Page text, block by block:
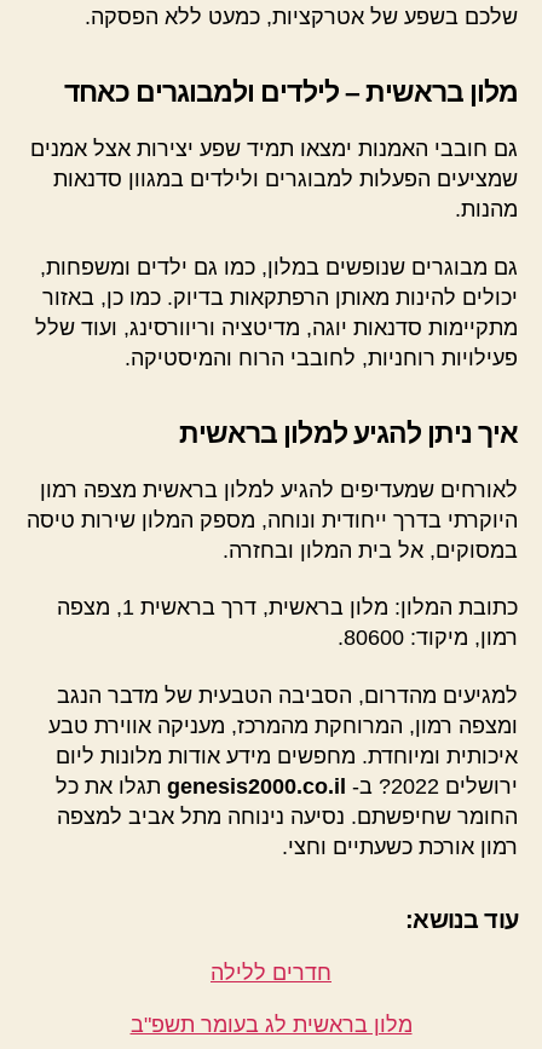
שלכם בשפע של אטרקציות, כמעט ללא הפסקה.
מלון בראשית – לילדים ולמבוגרים כאחד
גם חובבי האמנות ימצאו תמיד שפע יצירות אצל אמנים
שמציעים הפעלות למבוגרים ולילדים במגוון סדנאות
מהנות.
גם מבוגרים שנופשים במלון, כמו גם ילדים ומשפחות,
יכולים להינות מאותן הרפתקאות בדיוק. כמו כן, באזור
מתקיימות סדנאות יוגה, מדיטציה וריוורסינג, ועוד שלל
פעילויות רוחניות, לחובבי הרוח והמיסטיקה.
איך ניתן להגיע למלון בראשית
לאורחים שמעדיפים להגיע למלון בראשית מצפה רמון
היוקרתי בדרך ייחודית ונוחה, מספק המלון שירות טיסה
במסוקים, אל בית המלון ובחזרה.
כתובת המלון: מלון בראשית, דרך בראשית 1, מצפה
רמון, מיקוד: 80600.
למגיעים מהדרום, הסביבה הטבעית של מדבר הנגב
ומצפה רמון, המרוחקת מהמרכז, מעניקה אווירת טבע
איכותית ומיוחדת. מחפשים מידע אודות מלונות ליום
ירושלים 2022? ב-
genesis2000.co.il תגלו את כל
החומר שחיפשתם. נסיעה נינוחה מתל אביב למצפה
רמון אורכת כשעתיים וחצי.
עוד בנושא:
חדרים ללילה
מלון בראשית לג בעומר תשפ"ב